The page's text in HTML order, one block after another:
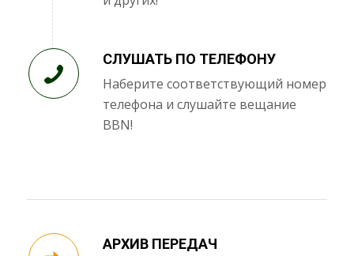
СЛУШАТЬ ПО ТЕЛЕФОНУ
Наберите соответствующий номер
телефона и слушайте вещание
BBN!
АРХИВ ПЕРЕДАЧ